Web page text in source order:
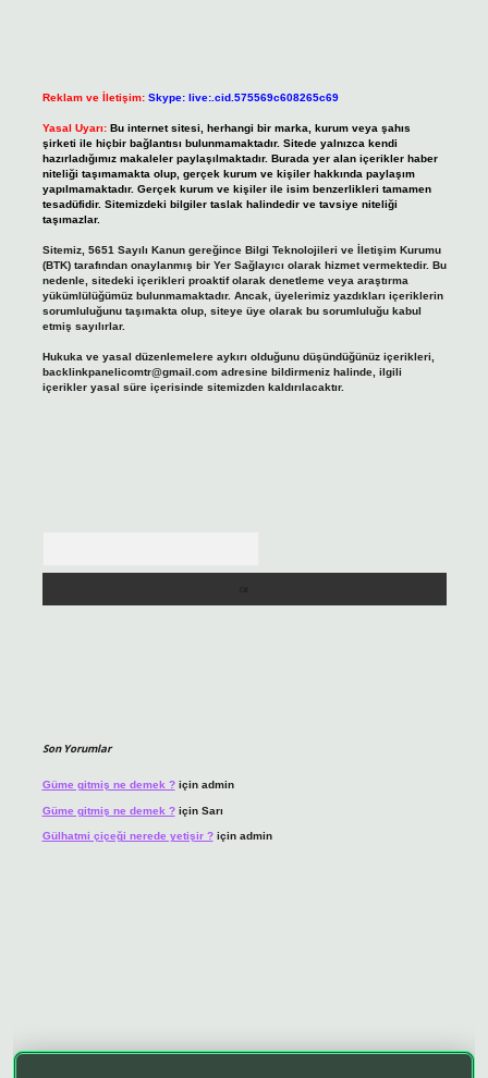
Reklam ve İletişim: Skype: live:.cid.575569c608265c69
Yasal Uyarı: Bu internet sitesi, herhangi bir marka, kurum veya şahıs
şirketi ile hiçbir bağlantısı bulunmamaktadır. Sitede yalnızca kendi
hazırladığımız makaleler paylaşılmaktadır. Burada yer alan içerikler haber
niteliği taşımamakta olup, gerçek kurum ve kişiler hakkında paylaşım
yapılmamaktadır. Gerçek kurum ve kişiler ile isim benzerlikleri tamamen
tesadüfidir. Sitemizdeki bilgiler taslak halindedir ve tavsiye niteliği
taşımazlar.
Sitemiz, 5651 Sayılı Kanun gereğince Bilgi Teknolojileri ve İletişim Kurumu
(BTK) tarafından onaylanmış bir Yer Sağlayıcı olarak hizmet vermektedir. Bu
nedenle, sitedeki içerikleri proaktif olarak denetleme veya araştırma
yükümlülüğümüz bulunmamaktadır. Ancak, üyelerimiz yazdıkları içeriklerin
sorumluluğunu taşımakta olup, siteye üye olarak bu sorumluluğu kabul
etmiş sayılırlar.
Hukuka ve yasal düzenlemelere aykırı olduğunu düşündüğünüz içerikleri,
backlinkpanelicomtr@gmail.comadresine bildirmeniz halinde, ilgili
içerikler yasal süre içerisinde sitemizden kaldırılacaktır.
Son Yorumlar
Güme gitmiş ne demek ?için admin
Güme gitmiş ne demek ?için Sarı
Gülhatmi çiçeği nerede yetişir ?için admin